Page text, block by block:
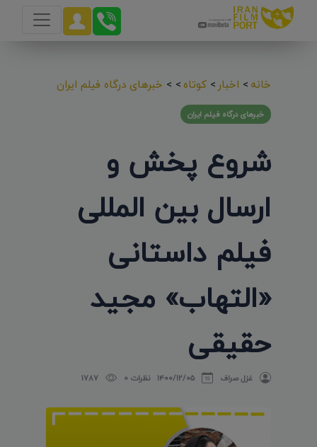
خانه> اخبار> کوتاه>
> خبرهای درگاه فیلم ایران
خبرهای درگاه فیلم ایران
شروع پخش و
ارسال بین المللی
فیلم داستانی
«التهاب» مجید
حقیقی
غزل صراف ۱۴۰۰/۱۲/۰۵ نظرات 0 1787